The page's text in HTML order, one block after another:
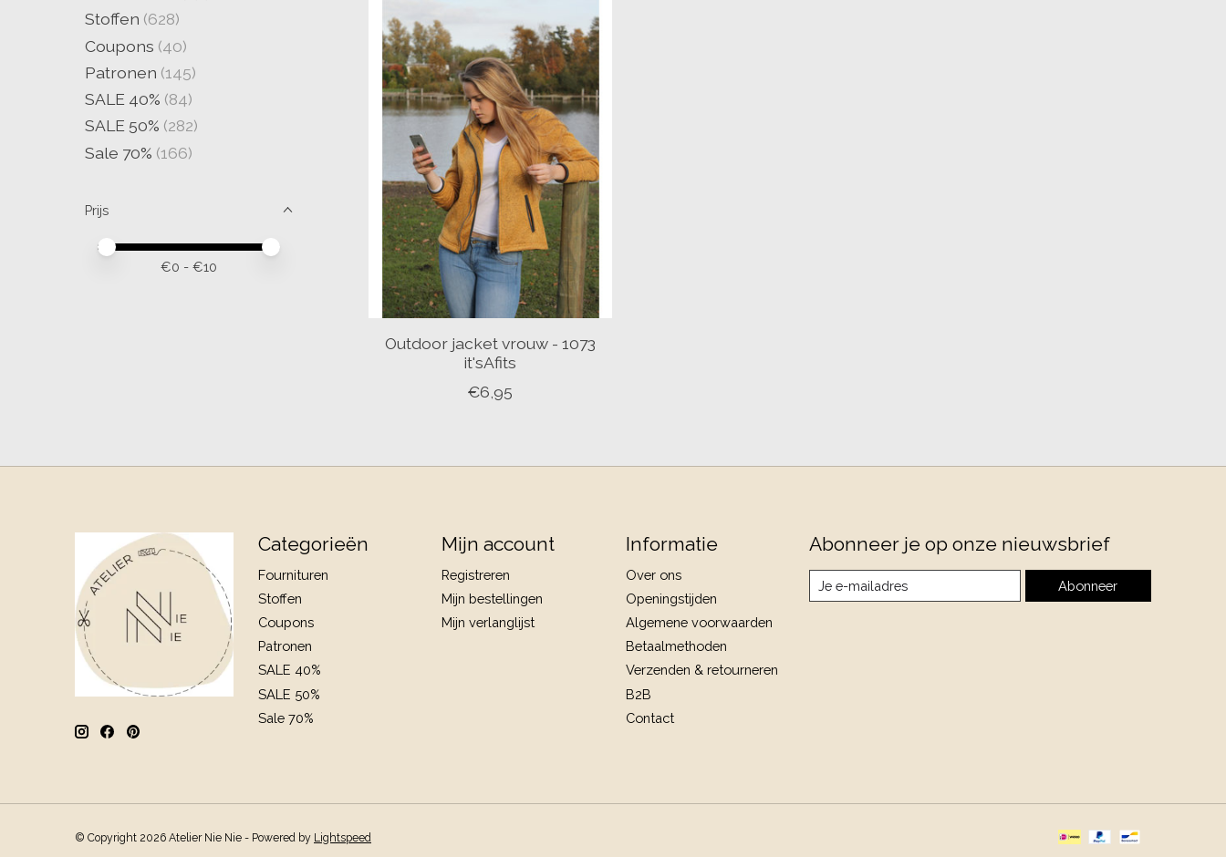
Stoffen (628)
Coupons (40)
Patronen (145)
SALE 40% (84)
SALE 50% (282)
Sale 70% (166)
Prijs
Minimale prijswaarde
Price maximum value
€0 - €10
Outdoor jacket vrouw - 1073
it'sAfits
€6,95
Categorieën
Fournituren
Stoffen
Coupons
Patronen
SALE 40%
SALE 50%
Sale 70%
Mijn account
Registreren
Mijn bestellingen
Mijn verlanglijst
Informatie
Over ons
Openingstijden
Algemene voorwaarden
Betaalmethoden
Verzenden & retourneren
B2B
Contact
Abonneer je op onze nieuwsbrief
Abonneer
© Copyright 2026 Atelier Nie Nie - Powered by Lightspeed